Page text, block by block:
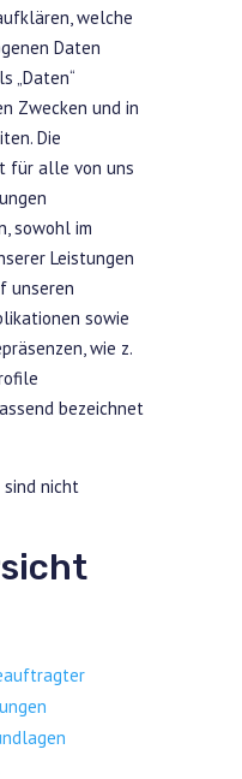
welche
Daten
„Daten“
Zwecken und in
Die
für alle von uns
sowohl im
Leistungen
unseren
sowie
wie z.
bezeichnet
nicht